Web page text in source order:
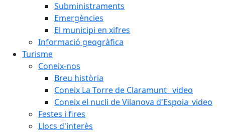
Subministraments
Emergències
El municipi en xifres
Informació geogràfica
Turisme
Coneix-nos
Breu història
Coneix La Torre de Claramunt _video
Coneix el nucli de Vilanova d'Espoia_video
Festes i fires
Llocs d'interès